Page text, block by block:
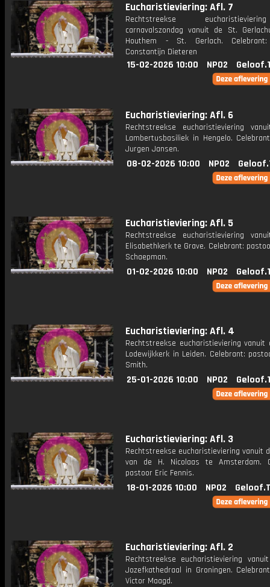
Eucharistieviering: Afl. 7
Rechtstreekse
carnavalszondag vanuit de St.
Houthem - St. Gerlach.
Constantijn Dieteren
15-02-2026 10:00 NPO2
Eucharistieviering: Afl. 6
Rechtstreekse eucharistieviering
Lambertusbasiliek in Hengelo.
Jurgen Jansen.
08-02-2026 10:00 NPO2
Eucharistieviering: Afl. 5
Rechtstreekse eucharistieviering
Elisabethkerk te Grave. Celebrant:
Schaepman.
01-02-2026 10:00 NPO2
Eucharistieviering: Afl. 4
Rechtstreekse eucharistieviering vanuit
Lodewijkkerk in Leiden. Celebrant:
Smith.
25-01-2026 10:00 NPO2
Eucharistieviering: Afl. 3
Rechtstreekse eucharistieviering vanuit
van de H. Nicolaas te Amsterdam.
pastoor Eric Fennis.
18-01-2026 10:00 NPO2
Eucharistieviering: Afl. 2
Rechtstreekse eucharistieviering
Jozefkathedraal in Groningen.
Victor Maagd.